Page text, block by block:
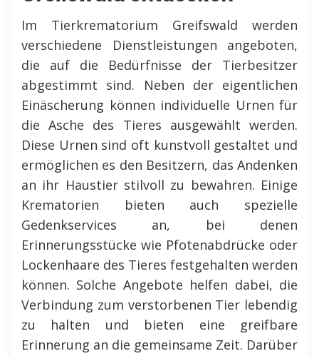
Im Tierkrematorium Greifswald werden
verschiedene Dienstleistungen angeboten,
die auf die Bedürfnisse der Tierbesitzer
abgestimmt sind. Neben der eigentlichen
Einäscherung können individuelle Urnen für
die Asche des Tieres ausgewählt werden.
Diese Urnen sind oft kunstvoll gestaltet und
ermöglichen es den Besitzern, das Andenken
an ihr Haustier stilvoll zu bewahren. Einige
Krematorien bieten auch spezielle
Gedenkservices an, bei denen
Erinnerungsstücke wie Pfotenabdrücke oder
Lockenhaare des Tieres festgehalten werden
können. Solche Angebote helfen dabei, die
Verbindung zum verstorbenen Tier lebendig
zu halten und bieten eine greifbare
Erinnerung an die gemeinsame Zeit. Darüber